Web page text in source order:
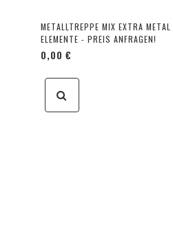
METALLTREPPE MIX EXTRA
ELEMENTE - PREIS ANFRAGEN!
0,00 €